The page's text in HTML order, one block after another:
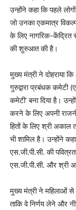
उन्होंने कहा कि पहले
जो उनका एकमात्र
के लिए नागरिक-केंद्रित
की शुरुआत की है।
मुख्य मंत्री ने दोहराया
गुरुद्वारा प्रबंधक कमेटी
कमेटी’ बना दिया है।
करने के लिए अपनी
हितों के लिए श्री अकाल
भी शामिल है। उन्होंने
एस.जी.पी.सी. की
एस.जी.पी.सी. और श्री
मुख्य मंत्री ने महिलाओं से
ताकि वे निर्णय लेने और